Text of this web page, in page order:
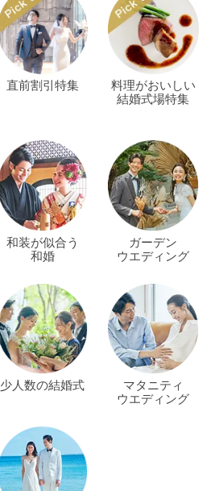
直前割引特集
料理がおいしい
結婚式場特集
和装が似合う
和婚
ガーデン
ウエディング
少人数の結婚式
マタニティ
ウエディング